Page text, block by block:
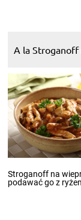
A la
Stroganoff na
podawać go z